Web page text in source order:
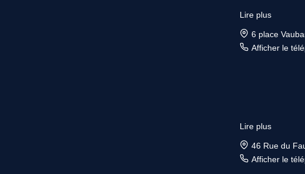
Lire plus
6 place
Afficher le
Lire plus
46 Rue du
Afficher le